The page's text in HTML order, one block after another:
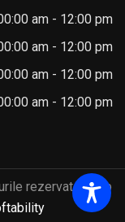
am - 12:00 pm
am - 12:00 pm
am - 12:00 pm
am - 12:00 pm
rezervate. Web